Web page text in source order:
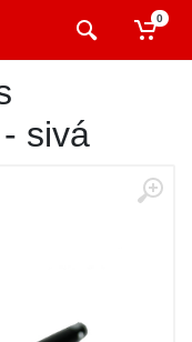
0
sivá